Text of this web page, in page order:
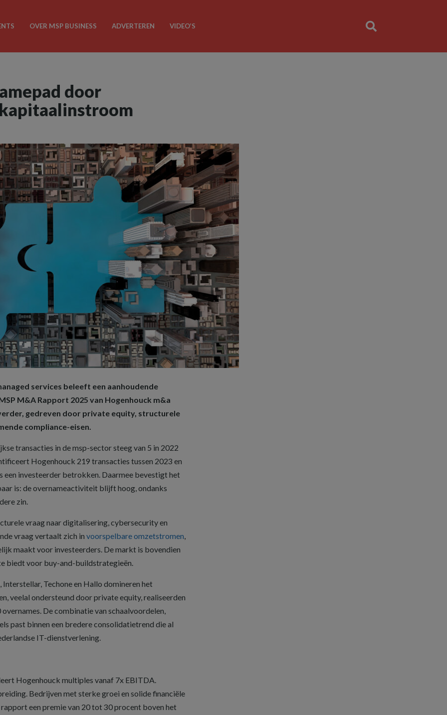
OVER MSP BUSINESS ADVERTEREN VIDEO’S
door
services beleeft een aanhoudende
M&A Rapport 2025 van Hogenhouck m&a
gedreven door private equity, structurele
compliance-eisen.
transacties in de msp-sector steeg van 5 in 2022
Hogenhouck 219 transacties tussen 2023 en
een investeerder betrokken. Daarmee bevestigt het
is: de overnameactiviteit blijft hoog, ondanks
zin.
vraag naar digitalisering, cybersecurity en
vraag vertaalt zich in voorspelbare omzetstromen
maakt voor investeerders. De markt is bovendien
biedt voor buy-and-buildstrategieën.
Techone en Hallo domineren het
veelal ondersteund door private equity, realiseerden
De combinatie van schaalvoordelen,
past binnen een bredere consolidatietrend die al
IT-dienstverlening.
Hogenhouck multiples vanaf 7x EBITDA.
Bedrijven met sterke groei en solide financiële
een premie van 20 tot 30 procent boven het